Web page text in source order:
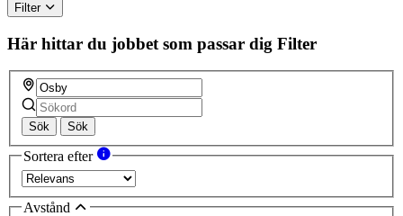
Filter
Här hittar du jobbet som passar dig Filter
Sök Sök
Sortera efter
Avstånd